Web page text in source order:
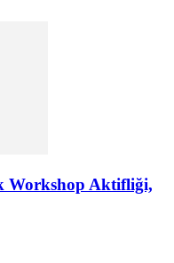
Workshop Aktifliği,